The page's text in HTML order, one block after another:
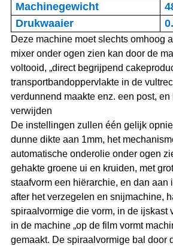
Machinegewicht
Drukwaaier
Deze machine moet slechts omhoog
mixer onder ogen zien kan door de
voltooid, „direct begrijpend
transportbandoppervlakte in de
verdunnend maakte enz. een post,
verwijden
De instellingen zullen één gelijk
dunne dikte aan 1mm, het
automatische onderolie onder ogen
gehakte groene ui en kruiden, met
staafvorm een hiërarchie, en dan aan
after het verzegelen en snijmachine,
spiraalvormige die vorm, in de ijskast
in de machine „op de film vormt
gemaakt. De spiraalvormige bal door